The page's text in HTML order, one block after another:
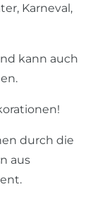
Karneval,
kann auch
durch die
aus